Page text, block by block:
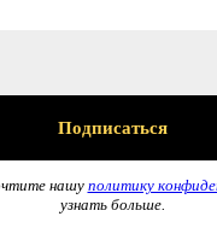
нашу политику
узнать больше.